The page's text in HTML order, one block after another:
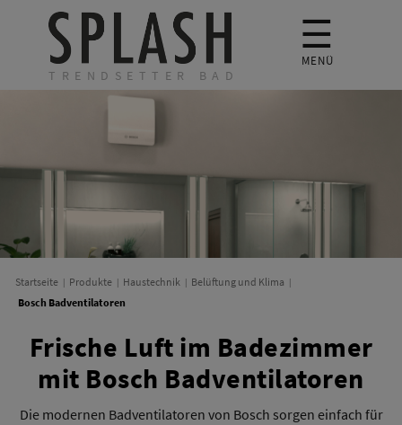
TRENDSETTER BAD
☰
MENÜ
Startseite Produkte Haustechnik
Belüftung und Klima
Bosch Badventilatoren
Frische Luft im Badezimmer
mit Bosch Badventilatoren
Die modernen Badventilatoren von Bosch sorgen einfach für